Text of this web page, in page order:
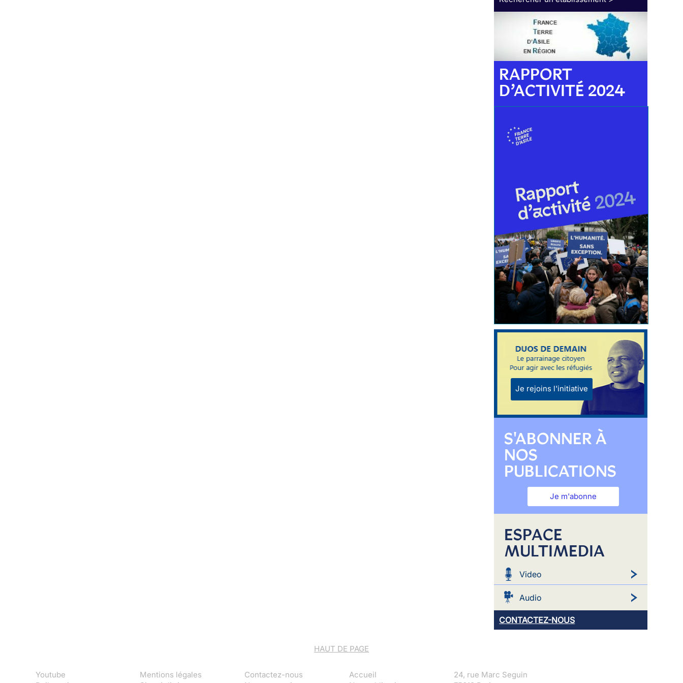
RAPPORT
D’ACTIVITÉ 2024
Je rejoins l'initiative
S'ABONNER À
NOS
PUBLICATIONS
Je m'abonne
ESPACE
MULTIMEDIA
Video
Audio
CONTACTEZ-NOUS
HAUT DE PAGE
Youtube
Mentions légales
Contactez-nous
Accueil
24, rue Marc Seguin